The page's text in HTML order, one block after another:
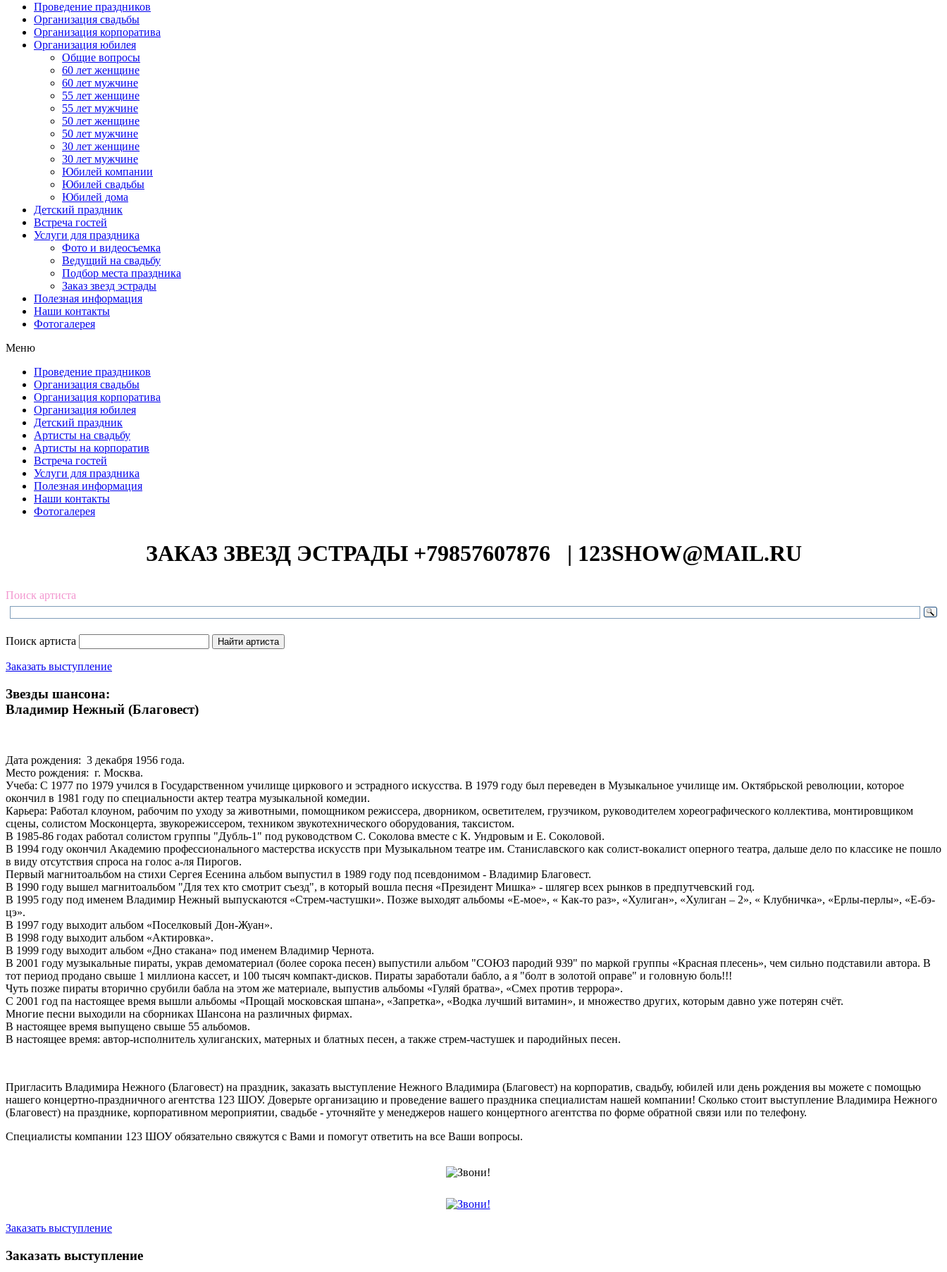
Проведение праздников
Организация свадьбы
Организация корпоратива
Организация юбилея
Общие вопросы
60 лет женщине
60 лет мужчине
55 лет женщине
55 лет мужчине
50 лет женщине
50 лет мужчине
30 лет женщине
30 лет мужчине
Юбилей компании
Юбилей свадьбы
Юбилей дома
Детский праздник
Встреча гостей
Услуги для праздника
Фото и видеосъемка
Ведущий на свадьбу
Подбор места праздника
Заказ звезд эстрады
Полезная информация
Наши контакты
Фотогалерея
Меню
Проведение праздников
Организация свадьбы
Организация корпоратива
Организация юбилея
Детский праздник
Артисты на свадьбу
Артисты на корпоратив
Встреча гостей
Услуги для праздника
Полезная информация
Наши контакты
Фотогалерея
ЗАКАЗ ЗВЕЗД ЭСТРАДЫ +79857607876 | 123SHOW@MAIL.RU
Поиск артиста
Поиск артиста
Заказать выступление
Звезды шансона:
Владимир Нежный (Благовест)
Дата рождения: 3 декабря 1956 года.
Место рождения: г. Москва.
Учеба: С 1977 по 1979 учился в Государственном училище циркового и эстрадного искусства. В 1979 году был переведен в Музыкальное училище им. Октябрьской революции, которое
окончил в 1981 году по специальности актер театра музыкальной комедии.
Карьера: Работал клоуном, рабочим по уходу за животными, помощником режиссера, дворником, осветителем, грузчиком, руководителем хореографического коллектива, монтировщиком
сцены, солистом Москонцерта, звукорежиссером, техником звукотехнического оборудования, таксистом.
В 1985-86 годах работал солистом группы "Дубль-1" под руководством С. Соколова вместе с К. Ундровым и Е. Соколовой.
В 1994 году окончил Академию профессионального мастерства искусств при Музыкальном театре им. Станиславского как солист-вокалист оперного театра, дальше дело по классике не пошло
в виду отсутствия спроса на голос а-ля Пирогов.
Первый магнитоальбом на стихи Сергея Есенина альбом выпустил в 1989 году под псевдонимом - Владимир Благовест.
В 1990 году вышел магнитоальбом "Для тех кто смотрит съезд", в который вошла песня «Президент Мишка» - шлягер всех рынков в предпутчевский год.
В 1995 году под именем Владимир Нежный выпускаются «Стрем-частушки». Позже выходят альбомы «Е-мое», « Как-то раз», «Хулиган», «Хулиган – 2», « Клубничка», «Ерлы-перлы», «Е-бэ-
цэ».
В 1997 году выходит альбом «Поселковый Дон-Жуан».
В 1998 году выходит альбом «Актировка».
В 1999 году выходит альбом «Дно стакана» под именем Владимир Чернота.
В 2001 году музыкальные пираты, украв демоматериал (более сорока песен) выпустили альбом "СОЮЗ пародий 939" по маркой группы «Красная плесень», чем сильно подставили автора. В
тот период продано свыше 1 миллиона кассет, и 100 тысяч компакт-дисков. Пираты заработали бабло, а я "болт в золотой оправе" и головную боль!!!
Чуть позже пираты вторично срубили бабла на этом же материале, выпустив альбомы «Гуляй братва», «Смех против террора».
С 2001 год па настоящее время вышли альбомы «Прощай московская шпана», «Запретка», «Водка лучший витамин», и множество других, которым давно уже потерян счёт.
Многие песни выходили на сборниках Шансона на различных фирмах.
В настоящее время выпущено свыше 55 альбомов.
В настоящее время: автор-исполнитель хулиганских, матерных и блатных песен, а также стрем-частушек и пародийных песен.
Пригласить Владимира Нежного (Благовест) на праздник, заказать выступление Нежного Владимира (Благовест) на корпоратив, свадьбу, юбилей или день рождения вы можете с помощью
нашего концертно-праздничного агентства 123 ШОУ. Доверьте организацию и проведение вашего праздника специалистам нашей компании! Сколько стоит выступление Владимира Нежного
(Благовест) на празднике, корпоративном мероприятии, свадьбе - уточняйте у менеджеров нашего концертного агентства по форме обратной связи или по телефону.
Специалисты компании 123 ШОУ обязательно свяжутся с Вами и помогут ответить на все Ваши вопросы.
Заказать выступление
Заказать выступление